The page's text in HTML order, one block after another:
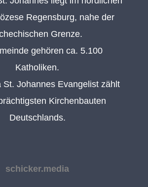
Regensburg, nahe der
Grenze.
gehören ca. 5.100
Katholiken.
St. Johannes Evangelist zählt
Kirchenbauten
Deutschlands.
schicker.media